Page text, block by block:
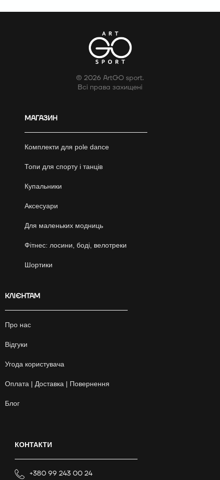
© 2026 ArtGO sport.
Всі права захищені
МАГАЗИН
Комплекти для pole dance
Топи для спорту і танців
Купальники
Аксесуари
Для маленьких модниць
Фітнес: лосини, боді, велотреки
Шортики
КЛІЄНТАМ
Про нас
Відгуки
Угода користувача
Оплата | Доставка | Повернення
Блог
КОНТАКТИ
+380 99 243 00 24